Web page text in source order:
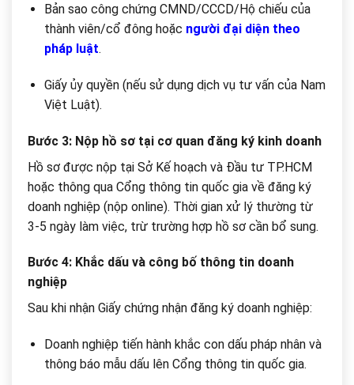
Bản sao công chứng CMND/CCCD/Hộ chiếu của
thành viên/cổ đông hoặc người đại diện theo
pháp luật.
Giấy ủy quyền (nếu sử dụng dịch vụ tư vấn của Nam
Việt Luật).
Bước 3: Nộp hồ sơ tại cơ quan đăng ký kinh doanh
Hồ sơ được nộp tại Sở Kế hoạch và Đầu tư TP.HCM
hoặc thông qua Cổng thông tin quốc gia về đăng ký
doanh nghiệp (nộp online). Thời gian xử lý thường từ
3-5 ngày làm việc, trừ trường hợp hồ sơ cần bổ sung.
Bước 4: Khắc dấu và công bố thông tin doanh
nghiệp
Sau khi nhận Giấy chứng nhận đăng ký doanh nghiệp:
Doanh nghiệp tiến hành khắc con dấu pháp nhân và
thông báo mẫu dấu lên Cổng thông tin quốc gia.